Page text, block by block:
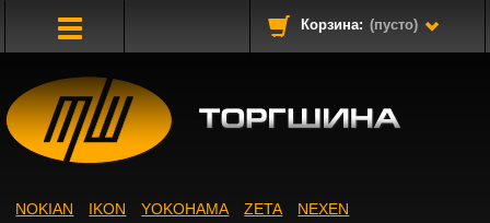
Корзина: (пусто)
NOKIAN IKON YOKOHAMA ZETA
NEXEN